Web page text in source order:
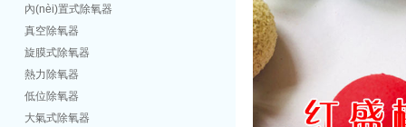
內(nèi)置式除氧器
真空除氧器
旋膜式除氧器
熱力除氧器
低位除氧器
大氣式除氧器